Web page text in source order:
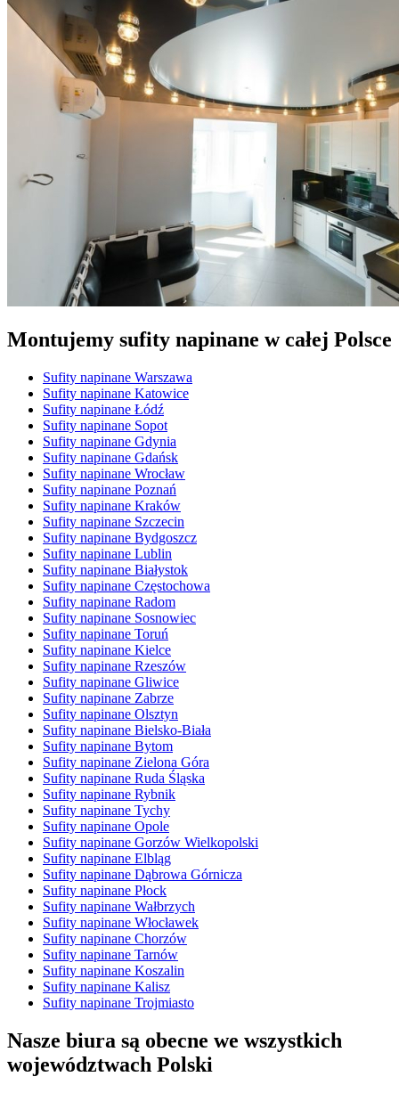
Montujemy sufity napinane w całej Polsce
Sufity napinane Warszawa
Sufity napinane Katowice
Sufity napinane Łódź
Sufity napinane Sopot
Sufity napinane Gdynia
Sufity napinane Gdańsk
Sufity napinane Wrocław
Sufity napinane Poznań
Sufity napinane Kraków
Sufity napinane Szczecin
Sufity napinane Bydgoszcz
Sufity napinane Lublin
Sufity napinane Białystok
Sufity napinane Częstochowa
Sufity napinane Radom
Sufity napinane Sosnowiec
Sufity napinane Toruń
Sufity napinane Kielce
Sufity napinane Rzeszów
Sufity napinane Gliwice
Sufity napinane Zabrze
Sufity napinane Olsztyn
Sufity napinane Bielsko-Biała
Sufity napinane Bytom
Sufity napinane Zielona Góra
Sufity napinane Ruda Śląska
Sufity napinane Rybnik
Sufity napinane Tychy
Sufity napinane Opole
Sufity napinane Gorzów Wielkopolski
Sufity napinane Elbląg
Sufity napinane Dąbrowa Górnicza
Sufity napinane Płock
Sufity napinane Wałbrzych
Sufity napinane Włocławek
Sufity napinane Chorzów
Sufity napinane Tarnów
Sufity napinane Koszalin
Sufity napinane Kalisz
Sufity napinane Trojmiasto
Nasze biura są obecne we wszystkich
województwach Polski